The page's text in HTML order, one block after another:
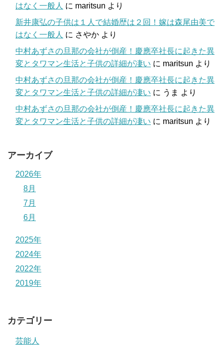
はなく一般人 に maritsun より
新井康弘の子供は１人で結婚歴は２回！嫁は森尾由美で
はなく一般人 に さやか より
中村あずさの旦那の会社が倒産！慶應卒社長に起きた異
変とタワマン生活と子供の詳細が凄い に maritsun より
中村あずさの旦那の会社が倒産！慶應卒社長に起きた異
変とタワマン生活と子供の詳細が凄い に うま より
中村あずさの旦那の会社が倒産！慶應卒社長に起きた異
変とタワマン生活と子供の詳細が凄い に maritsun より
アーカイブ
2026年
8月
7月
6月
2025年
2024年
2022年
2019年
カテゴリー
芸能人